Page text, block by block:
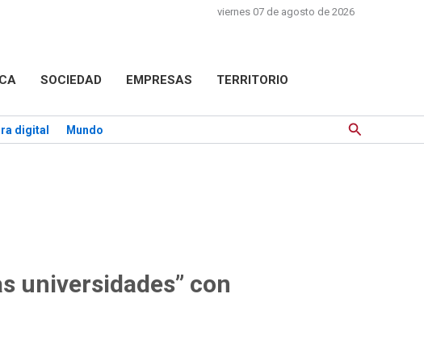
viernes 07 de agosto de 2026
SOCIEDAD EMPRESAS TERRITORIO
digital Mundo Buscar
universidades” con